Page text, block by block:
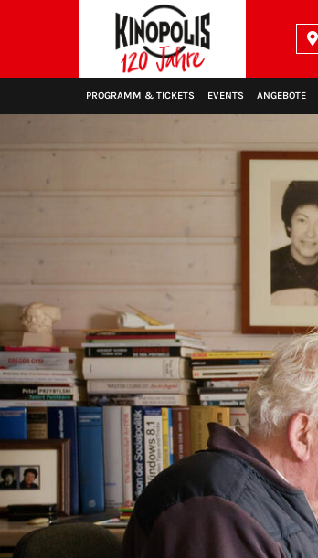
PROGRAMM & TICKETS EVENTS ANGEBOTE